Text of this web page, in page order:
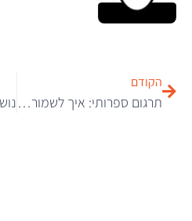
הקודם
תרגום ספרותי: איך לשמור על רוח היצירה בתרגום לשפות שונות